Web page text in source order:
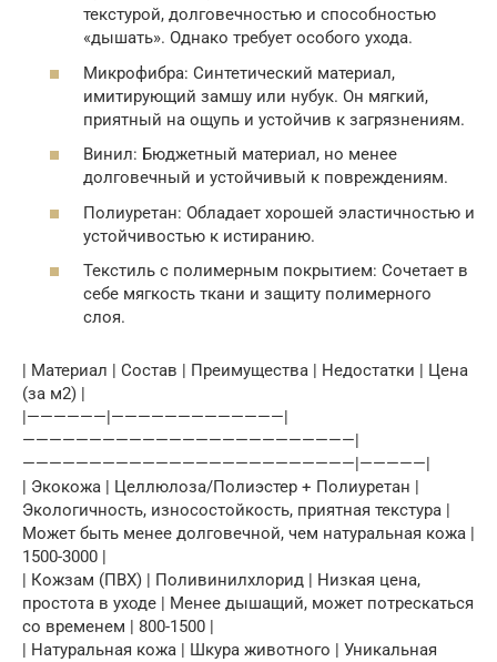
текстурой, долговечностью и способностью
«дышать». Однако требует особого ухода.
Микрофибра: Синтетический материал,
имитирующий замшу или нубук. Он мягкий,
приятный на ощупь и устойчив к загрязнениям.
Винил: Бюджетный материал, но менее
долговечный и устойчивый к повреждениям.
Полиуретан: Обладает хорошей эластичностью и
устойчивостью к истиранию.
Текстиль с полимерным покрытием: Сочетает в
себе мягкость ткани и защиту полимерного
слоя.
| Материал | Состав | Преимущества | Недостатки | Цена
(за м2) |
|——————|—————————————|
—————————————————————————|
—————————————————————————|—————|
| Экокожа | Целлюлоза/Полиэстер + Полиуретан |
Экологичность, износостойкость, приятная текстура |
Может быть менее долговечной, чем натуральная кожа |
1500-3000 |
| Кожзам (ПВХ) | Поливинилхлорид | Низкая цена,
простота в уходе | Менее дышащий, может потрескаться
со временем | 800-1500 |
| Натуральная кожа | Шкура животного | Уникальная